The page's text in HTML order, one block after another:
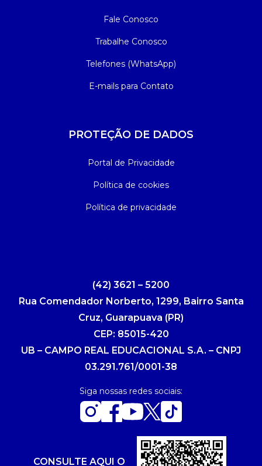
Fale Conosco
Trabalhe Conosco
Telefones (WhatsApp)
E-mails para Contato
PROTEÇÃO DE DADOS
Portal de Privacidade
Política de cookies
Política de privacidade
(42) 3621 – 5200
Rua Comendador Norberto, 1299, Bairro Santa
Cruz, Guarapuava (PR)
CEP: 85015-420
UB – CAMPO REAL EDUCACIONAL S.A. – CNPJ
03.291.761/0001-38
Siga nossas redes sociais:
CONSULTE AQUI O